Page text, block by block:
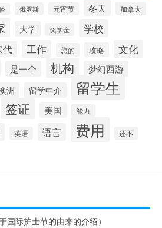
俄罗斯 元宵节 冬天 加拿大
大学 奖学金 学校
代 工作 您的 攻略 文化
是一个 机构 梦幻西游
洲 留学中介 留学生
签证 美国 能力
英语 语言 费用 还不
国际护士节的由来的介绍）